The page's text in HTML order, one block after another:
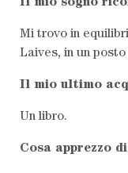
Il mio sogno
Mi trovo in
Laives, in un
Il mio ultimo
Un libro.
Cosa apprezzo